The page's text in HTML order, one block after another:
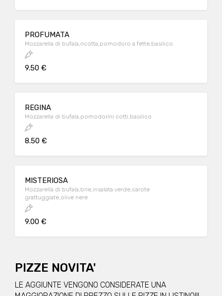
PROFUMATA
Mozzarella di bufala,ricotta,pomodoro a fette,basilico
9.50 €
REGINA
Mozzarella di bufala,pomodorini cotti,basilico
8.50 €
MISTERIOSA
Mozzarella di bufala,brie,insalata verde,carote
grattuggiate,olive nere
9.00 €
PIZZE NOVITA'
LE AGGIUNTE VENGONO CONSIDERATE UNA